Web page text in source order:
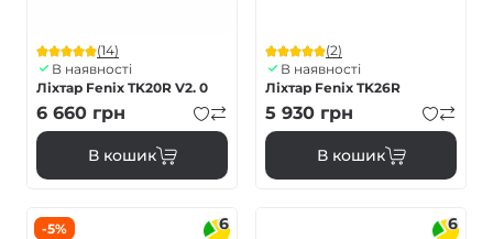
(14)
В наявності
Ліхтар Fenix TK20R V2. 0
6 660 грн
В кошик
(2)
В наявності
Ліхтар Fenix TK26R
5 930 грн
В кошик
-5%
6
6